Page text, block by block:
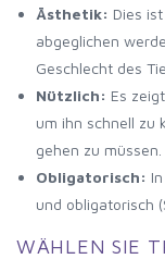
Ästhetik: Dies
abgeglichen
Geschlecht des
Nützlich: Es
um ihn schnell zu
gehen zu müssen.
Obligatorisch:
und obligatorisch
WÄHLEN SIE